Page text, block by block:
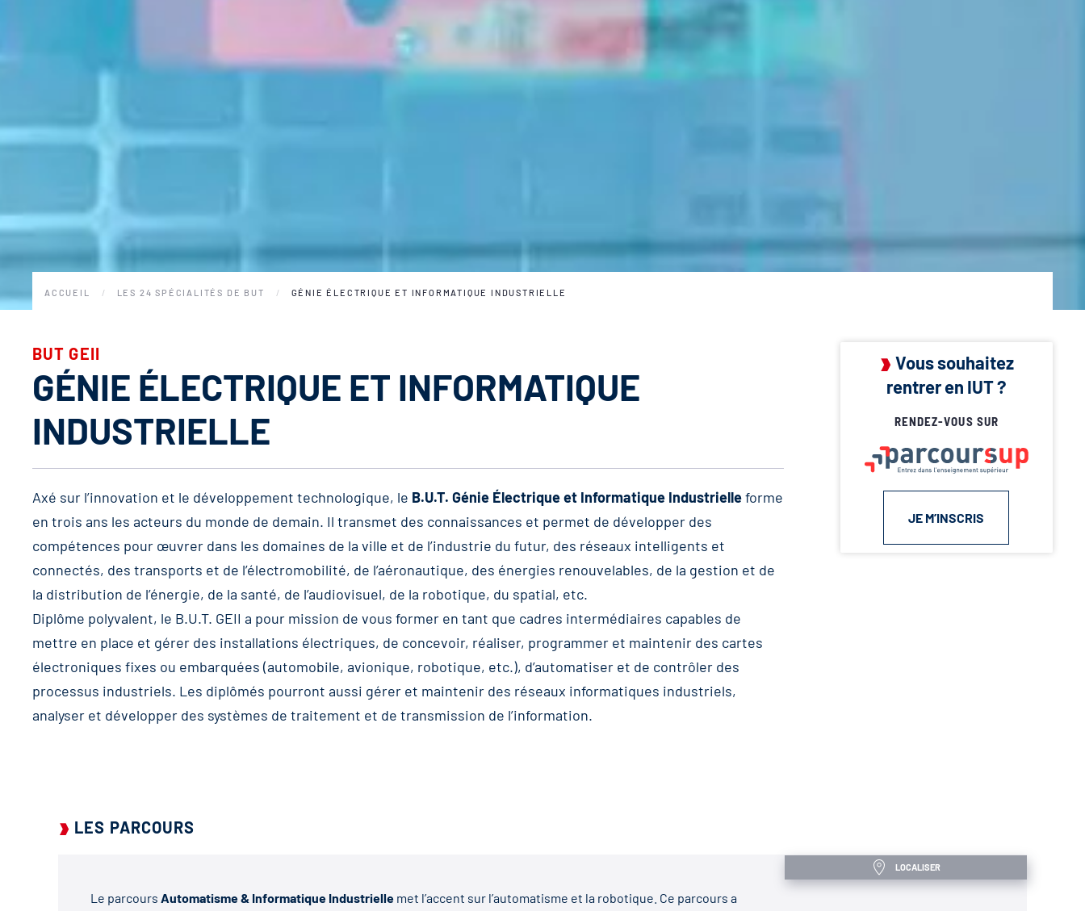
ACCUEIL LES 24 SPÉCIALITÉS DE BUT GÉNIE ÉLECTRIQUE ET INFORMATIQUE INDUSTRIELLE
BUT GEII
GÉNIE ÉLECTRIQUE ET INFORMATIQUE
INDUSTRIELLE
Axé sur l’innovation et le développement technologique, le B.U.T. Génie Électrique et Informatique Industrielleforme
en trois ans les acteurs du monde de demain. Il transmet des connaissances et permet de développer des
compétences pour œuvrer dans les domaines de la ville et de l’industrie du futur, des réseaux intelligents et
connectés, des transports et de l’électromobilité, de l’aéronautique, des énergies renouvelables, de la gestion et de
la distribution de l’énergie, de la santé, de l’audiovisuel, de la robotique, du spatial, etc.
Diplôme polyvalent, le B.U.T. GEII a pour mission de vous former en tant que cadres intermédiaires capables de
mettre en place et gérer des installations électriques, de concevoir, réaliser, programmer et maintenir des cartes
électroniques fixes ou embarquées (automobile, avionique, robotique, etc.), d’automatiser et de contrôler des
processus industriels. Les diplômés pourront aussi gérer et maintenir des réseaux informatiques industriels,
analyser et développer des systèmes de traitement et de transmission de l’information.
Vous souhaitez
rentrer en IUT ?
RENDEZ-VOUS SUR
JE M’INSCRIS
LES PARCOURS
Le parcours Automatisme & Informatique Industrielle met l’accent sur l’automatisme et la robotique. Ce parcours a
LOCALISER